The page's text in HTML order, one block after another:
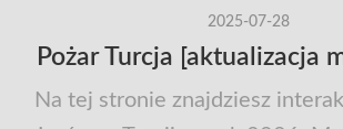
2025-07-28
Pożar Turcja [aktualizacja
Na tej stronie znajdziesz